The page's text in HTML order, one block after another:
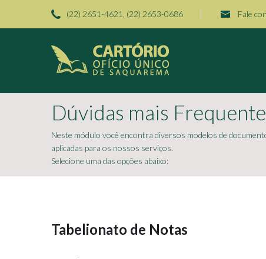
(22) 2651-4621, (22) 2653-0686 Fale
Dúvidas mais
Neste módulo você encontra diversos modelos de
aplicadas para os nossos serviços.
Selecione uma das opções abaixo:
Tabelionato de Notas